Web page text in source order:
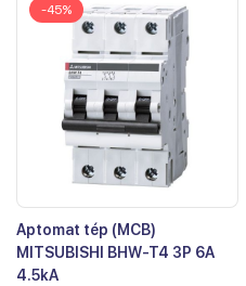
-45%
Aptomat tép (MCB)
MITSUBISHI BHW-T4 3P 6A
4.5kA